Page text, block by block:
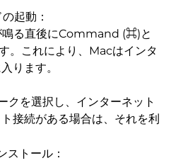
起動：
鳴る直後にCommand (⌘)と
。これにより、Macはインタ
ります。
を選択し、インターネット
接続がある場合は、それを利
ストール：